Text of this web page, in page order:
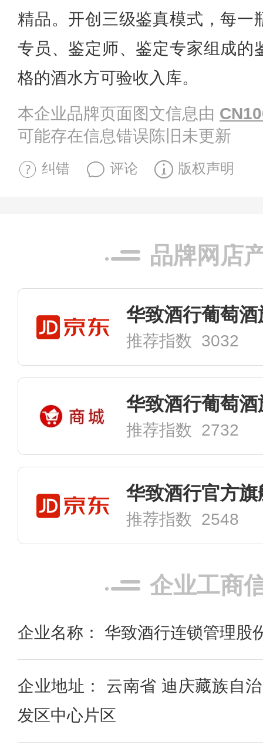
精品。开创三级鉴真模式，每一
专员、鉴定师、鉴定专家组成的
格的酒水方可验收入库。
本企业品牌页面图文信息由
可能存在信息错误陈旧未更新
纠错 评论 版权声明
品牌网店
华致酒行葡萄酒
推荐指数 3032
华致酒行葡萄酒
推荐指数 2732
华致酒行官方旗
推荐指数 2548
企业工商
企业名称： 华致酒行连锁管理股
企业地址： 云南省 迪庆藏族自
发区中心片区